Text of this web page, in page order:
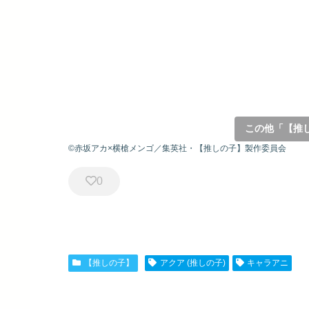
この他「【推
©赤坂アカ×横槍メンゴ／集英社・【推しの子】製作委員会
0
【推しの子】 アクア (推しの子) キャラアニ